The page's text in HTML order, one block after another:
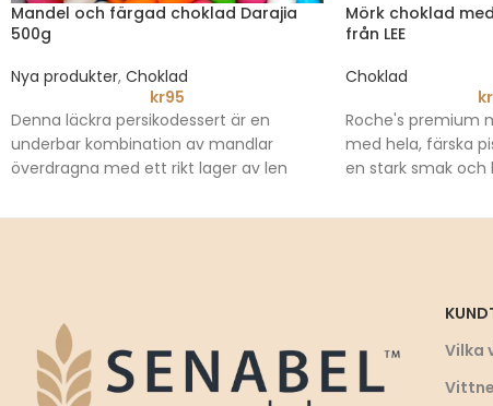
Mandel och färgad choklad Darajia
500g
Nya produkter, Choklad
kr95
Denna läckra persikodessert är en
underbar kombination av mandlar
överdragna med ett rikt lager av len
sockerskorpa som ger den ett vackert
Mörk choklad
från LEE
Choklad
kr
Roche's premium
med hela, färska
en stark smak och
kakaobitterhet
Vilka